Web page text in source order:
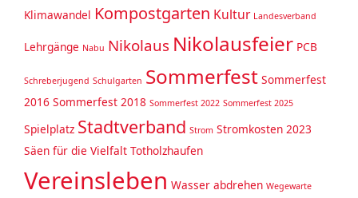
Klimawandel Kompostgarten Kultur Landesverband
Lehrgänge Nabu Nikolaus Nikolausfeier PCB
Schreberjugend Schulgarten Sommerfest Sommerfest
2016 Sommerfest 2018 Sommerfest 2022 Sommerfest 2025
Spielplatz Stadtverband Strom Stromkosten 2023
Säen für die Vielfalt Totholzhaufen
Vereinsleben Wasser abdrehen Wegewarte